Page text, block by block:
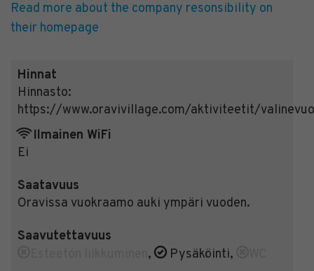
Read more about the company resonsibility on
their homepage
Hinnat
Hinnasto:
https://www.oravivillage.com/aktiviteetit/
Ilmainen WiFi
Ei
Saatavuus
Oravissa vuokraamo auki ympäri vuoden.
Saavutettavuus
, Pysäköinti,